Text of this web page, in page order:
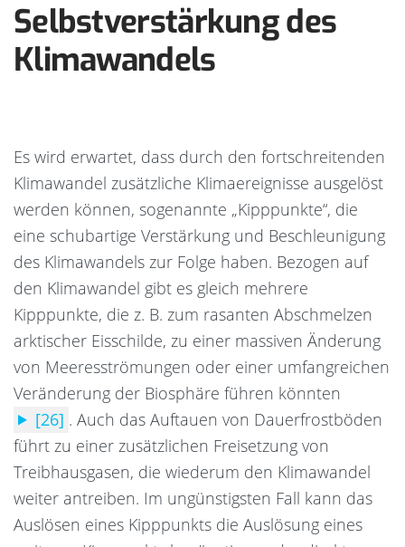
Selbstverstärkung des
Klimawandels
Es wird erwartet, dass durch den fortschreitenden
Klimawandel zusätzliche Klimaereignisse ausgelöst
werden können, sogenannte „Kipppunkte“, die
eine schubartige Verstärkung und Beschleunigung
des Klimawandels zur Folge haben. Bezogen auf
den Klimawandel gibt es gleich mehrere
Kipppunkte, die z. B. zum rasanten Abschmelzen
arktischer Eisschilde, zu einer massiven Änderung
von Meeresströmungen oder einer umfangreichen
Veränderung der Biosphäre führen könnten
[26] . Auch das Auftauen von Dauerfrostböden
führt zu einer zusätzlichen Freisetzung von
Treibhausgasen, die wiederum den Klimawandel
weiter antreiben. Im ungünstigsten Fall kann das
Auslösen eines Kipppunkts die Auslösung eines